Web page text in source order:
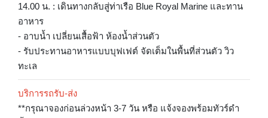
14.00 น. : เดินทางกลับสู่ท่าเรือ Blue Royal Marine และทาน
อาหาร
- อาบน้ำ เปลี่ยนเสื้อฟ้า ห้องน้ำส่วนตัว
- รับประทานอาหารแบบบุฟเฟต์ จัดเต็มในพื้นที่ส่วนตัว วิว
ทะเล
บริการรถรับ-ส่ง
**กรุณาจองก่อนล่วงหน้า 3-7 วัน หรือ แจ้งจองพร้อมทัวร์ดำ